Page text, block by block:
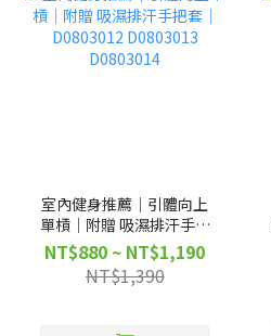
室內健身推薦｜引體向上
單槓｜附贈 吸濕排汗手把
套｜D0803012 D0803013
D0803014
NT$880 ~ NT$1,190
NT$1,390